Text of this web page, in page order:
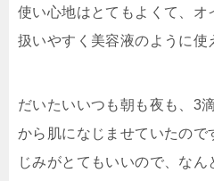
使い心地はとてもよくて、オ
扱いやすく美容液のように使
だいたいいつも朝も夜も、3
から肌になじませていたので
じみがとてもいいので、な